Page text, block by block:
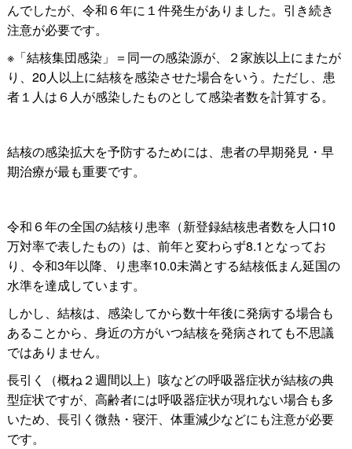
んでしたが、令和６年に１件発生がありました。引き続き
注意が必要です。
※「結核集団感染」＝同一の感染源が、２家族以上にまたが
り、20人以上に結核を感染させた場合をいう。ただし、患
者１人は６人が感染したものとして感染者数を計算する。
結核の感染拡大を予防するためには、患者の早期発見・早
期治療が最も重要です。
令和６年の全国の結核り患率（新登録結核患者数を人口10
万対率で表したもの）は、前年と変わらず8.1となってお
り、令和3年以降、り患率10.0未満とする結核低まん延国の
水準を達成しています。
しかし、結核は、感染してから数十年後に発病する場合も
あることから、身近の方がいつ結核を発病されても不思議
ではありません。
長引く（概ね２週間以上）咳などの呼吸器症状が結核の典
型症状ですが、高齢者には呼吸器症状が現れない場合も多
いため、長引く微熱・寝汗、体重減少などにも注意が必要
です。